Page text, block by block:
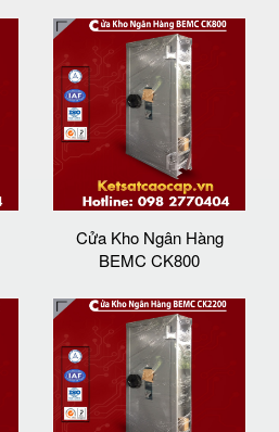
Cửa Kho Ngân Hàng
BEMC CK800